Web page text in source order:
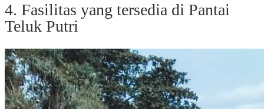
4. Fasilitas yang tersedia di Pantai
Teluk Putri